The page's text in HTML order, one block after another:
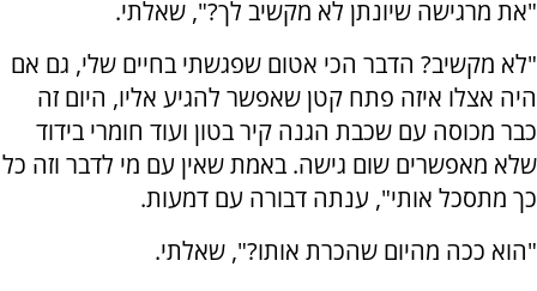
"את מרגישה שיונתן לא מקשיב לך?", שאלתי.
"לא מקשיב? הדבר הכי אטום שפגשתי בחיים שלי, גם אם
היה אצלו איזה פתח קטן שאפשר להגיע אליו, היום זה
כבר מכוסה עם שכבת הגנה קיר בטון ועוד חומרי בידוד
שלא מאפשרים שום גישה. באמת שאין עם מי לדבר וזה כל
כך מתסכל אותי", ענתה דבורה עם דמעות.
"הוא ככה מהיום שהכרת אותו?", שאלתי.